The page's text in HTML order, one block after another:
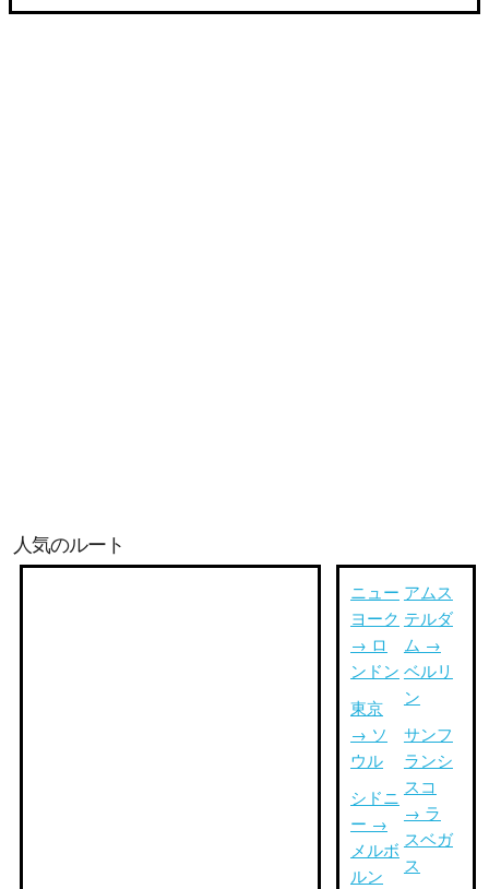
人気のルート
ニュー
ヨーク
→ ロ
ンドン
東京
→ ソ
ウル
シドニ
ー →
メルボ
ルン
アムス
テルダ
ム →
ベルリ
ン
サンフ
ランシ
スコ
→ ラ
スベガ
ス